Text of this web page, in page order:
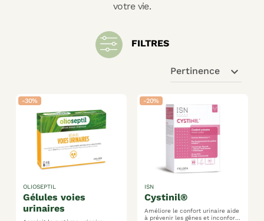
votre vie.
FILTRES
Pertinence expand_more
-30%
gélules voies
urinaires
OLIOSEPTIL
-20%
cystinil®
ISN
Améliore le confort urinaire aide
à prévenir les gênes et inconforts